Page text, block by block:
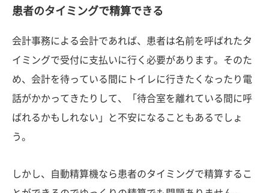
患者のタイミングで精算できる
会計事務による会計であれば、患者は名前を呼ばれたタ
イミングで受付に支払いに行く必要があります。そのた
め、会計を待っている間にトイレに行きたくなったり電
話がかかってきたりして、「待合室を離れている間に呼
ばれるかもしれない」と不安になることもあるでしょ
う。
しかし、自動精算機なら患者のタイミングで精算するこ